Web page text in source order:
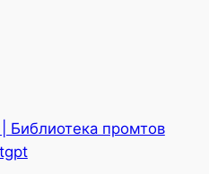
Библиотека промтов